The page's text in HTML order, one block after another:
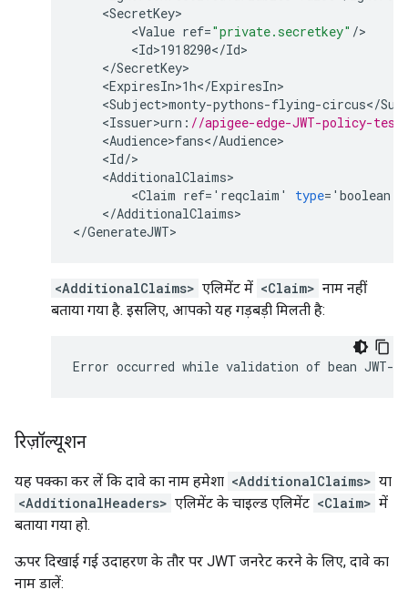
<SecretKey
<Value ref="private.secretkey" /
<Id>1918290</Id
</SecretKey
<ExpiresIn>1h</ExpiresIn
<Subject>monty-pythons-flying-circus</
<Issuer>urn : //apigee-edge-JWT-policy-
<Audience>fans</Audience
<Id/
<AdditionalClaims
<Claim ref= ' reqclaim ' type= ' boolean
</AdditionalClaims>
</GenerateJWT
<AdditionalClaims> एलिमेंट में <Claim> नाम नहीं
बताया गया है. इसलिए, आपको यह गड़बड़ी मिलती है:
Error occurred while validation of bean JWT-
रिज़ॉल्यूशन
यह पक्का कर लें कि दावे का नाम हमेशा <AdditionalClaims> या
<AdditionalHeaders> एलिमेंट के चाइल्ड एलिमेंट <Claim> में
बताया गया हो.
ऊपर दिखाई गई उदाहरण के तौर पर JWT जनरेट करने के लिए, दावे का
नाम डालें: